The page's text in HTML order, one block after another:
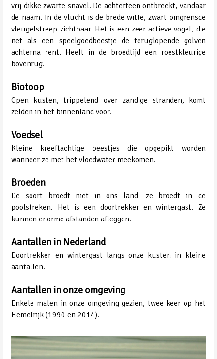
vrij dikke zwarte snavel. De achterteen ontbreekt, vandaar
de naam. In de vlucht is de brede witte, zwart omgrensde
vleugelstreep zichtbaar. Het is een zeer actieve vogel, die
net als een speelgoedbeestje de teruglopende golven
achterna rent. Heeft in de broedtijd een roestkleurige
bovenrug.
Biotoop
Open kusten, trippelend over zandige stranden, komt
zelden in het binnenland voor.
Voedsel
Kleine kreeftachtige beestjes die opgepikt worden
wanneer ze met het vloedwater meekomen.
Broeden
De soort broedt niet in ons land, ze broedt in de
poolstreken. Het is een doortrekker en wintergast. Ze
kunnen enorme afstanden afleggen.
Aantallen in Nederland
Doortrekker en wintergast langs onze kusten in kleine
aantallen.
Aantallen in onze omgeving
Enkele malen in onze omgeving gezien, twee keer op het
Hemelrijk (1990 en 2014).